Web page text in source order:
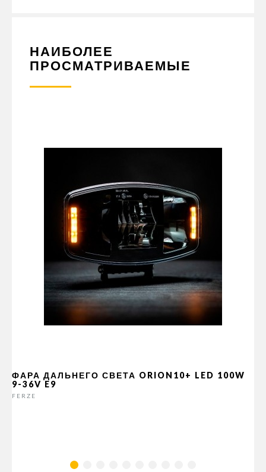
НАИБОЛЕЕ
ПРОСМАТРИВАЕМЫЕ
ФАРА ДАЛЬНЕГО СВЕТА ORION10+ LED 100W
9-36V E9
FERZE